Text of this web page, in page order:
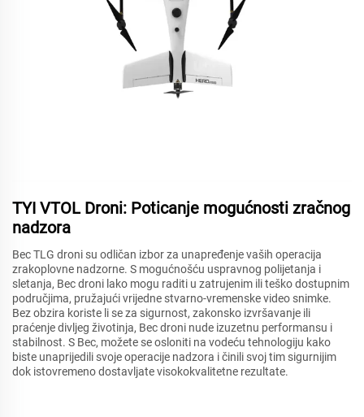
TYI VTOL Droni: Poticanje mogućnosti zračnog
nadzora
Bec TLG droni su odličan izbor za unapređenje vaših operacija
zrakoplovne nadzorne. S mogućnošću uspravnog polijetanja i
sletanja, Bec droni lako mogu raditi u zatrujenim ili teško dostupnim
područjima, pružajući vrijedne stvarno-vremenske video snimke.
Bez obzira koriste li se za sigurnost, zakonsko izvršavanje ili
praćenje divljeg životinja, Bec droni nude izuzetnu performansu i
stabilnost. S Bec, možete se osloniti na vodeću tehnologiju kako
biste unaprijedili svoje operacije nadzora i činili svoj tim sigurnijim
dok istovremeno dostavljate visokokvalitetne rezultate.